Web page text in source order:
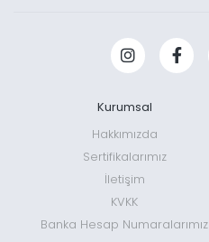
Kurumsal
Hakkımızda
Sertifikalarımız
İletişim
KVKK
Banka Hesap Numaralarımız